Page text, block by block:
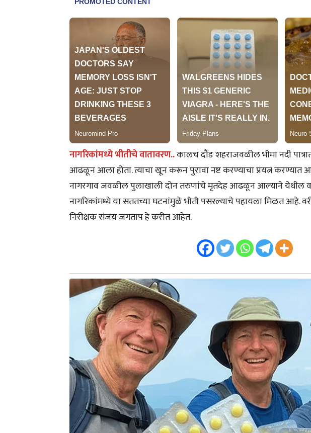
नागरिकांमध्ये भीतीचे वातावरण..कालच दौंड शहराजवळील भीमा नदी
आढळून आला होता. त्याचा खून करून पुरावा नष्ट करण्याचा प्रयत्न करण्यात
नागरगाव जवळील पुलाखाली दोन तरुणांचे मृतदेह आढळून आल्याने येथील
नागरिकांमध्ये या सततच्या घटनांमुळे भीती पसरल्याचे पहायला मिळत आहे.
निरीक्षक संजय जगताप हे करीत आहेत.